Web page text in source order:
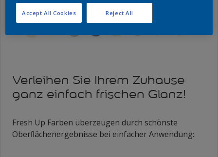
Verleihen Sie Ihrem Zuhause
ganz einfach frischen Glanz!
Fresh Up Farben überzeugen durch schönste
Oberﬂächenergebnisse bei einfacher Anwendung:
Reject All
Accept All Cookies